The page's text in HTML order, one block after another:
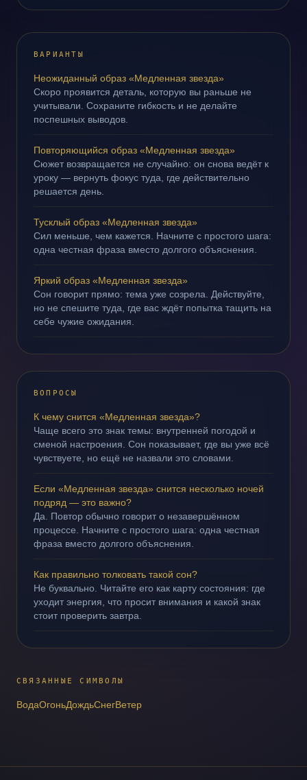
ВАРИАНТЫ
Неожиданный образ «Медленная звезда»
Скоро проявится деталь, которую вы раньше не
учитывали. Сохраните гибкость и не делайте
поспешных выводов.
Повторяющийся образ «Медленная звезда»
Сюжет возвращается не случайно: он снова ведёт к
уроку — вернуть фокус туда, где действительно
решается день.
Тусклый образ «Медленная звезда»
Сил меньше, чем кажется. Начните с простого шага:
одна честная фраза вместо долгого объяснения.
Яркий образ «Медленная звезда»
Сон говорит прямо: тема уже созрела. Действуйте,
но не спешите туда, где вас ждёт попытка тащить на
себе чужие ожидания.
ВОПРОСЫ
К чему снится «Медленная звезда»?
Чаще всего это знак темы: внутренней погодой и
сменой настроения. Сон показывает, где вы уже всё
чувствуете, но ещё не назвали это словами.
Если «Медленная звезда» снится несколько ночей
подряд — это важно?
Да. Повтор обычно говорит о незавершённом
процессе. Начните с простого шага: одна честная
фраза вместо долгого объяснения.
Как правильно толковать такой сон?
Не буквально. Читайте его как карту состояния: где
уходит энергия, что просит внимания и какой знак
стоит проверить завтра.
СВЯЗАННЫЕ СИМВОЛЫ
ВодаОгоньДождьСнегВетер